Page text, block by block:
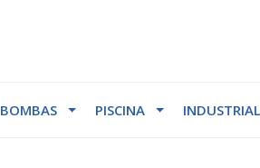
BOMBAS PISCINA INDUSTRIAL